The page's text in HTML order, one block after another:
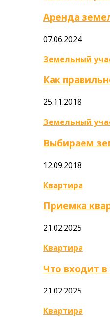
Аренда
07.06.2024
Земельный
Как
25.11.2018
Земельный
Выбираем
12.09.2018
Квартира
Приемка
21.02.2025
Квартира
Что входит
21.02.2025
Квартира